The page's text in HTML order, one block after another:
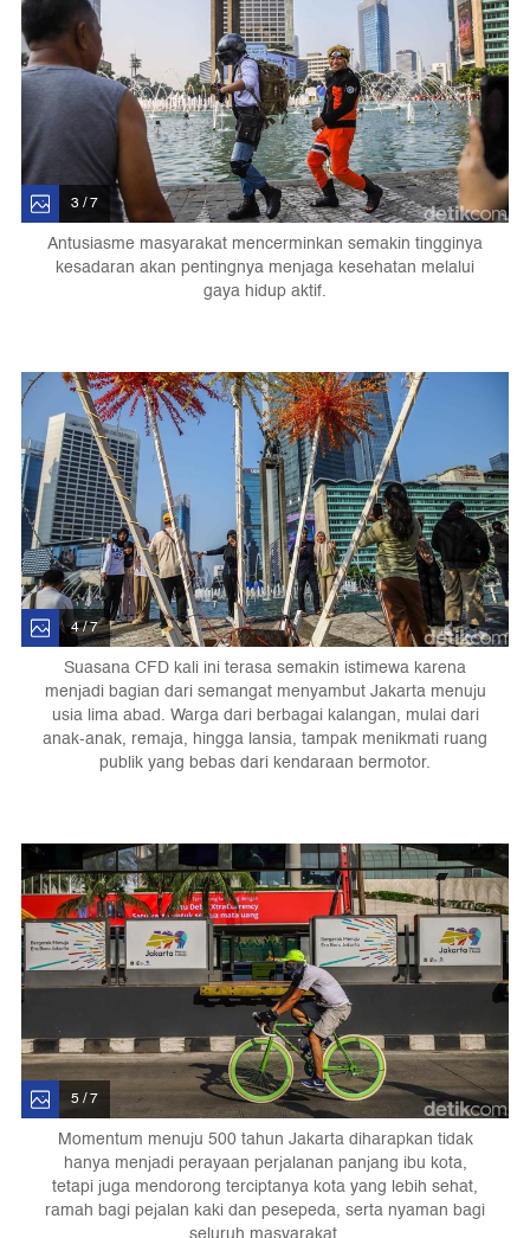
3 / 7
Antusiasme masyarakat mencerminkan semakin tingginya
kesadaran akan pentingnya menjaga kesehatan melalui
gaya hidup aktif.
4 / 7
Suasana CFD kali ini terasa semakin istimewa karena
menjadi bagian dari semangat menyambut Jakarta menuju
usia lima abad. Warga dari berbagai kalangan, mulai dari
anak-anak, remaja, hingga lansia, tampak menikmati ruang
publik yang bebas dari kendaraan bermotor.
5 / 7
Momentum menuju 500 tahun Jakarta diharapkan tidak
hanya menjadi perayaan perjalanan panjang ibu kota,
tetapi juga mendorong terciptanya kota yang lebih sehat,
ramah bagi pejalan kaki dan pesepeda, serta nyaman bagi